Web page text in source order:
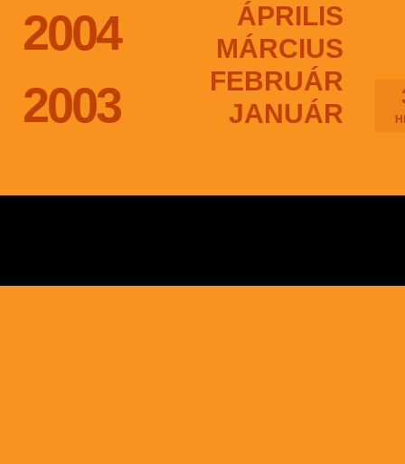
2004
2003
ÁPRILIS
MÁRCIUS
FEBRUÁR
JANUÁR